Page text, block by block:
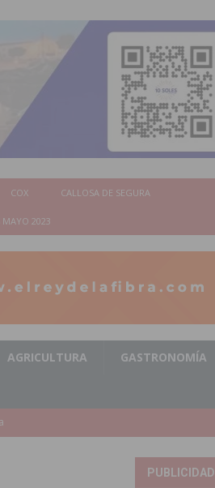
COX CALLOSA DE SEGURA
MAYO 2023
AGRICULTURA GASTRONOMÍA
PUBLICIDAD